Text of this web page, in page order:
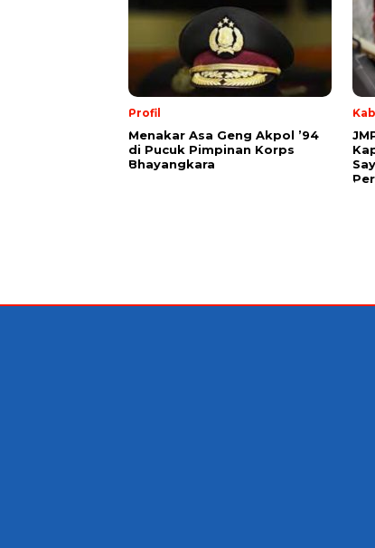
Profil
Menakar Asa Geng Akpol ’94
di Pucuk Pimpinan Korps
Bhayangkara